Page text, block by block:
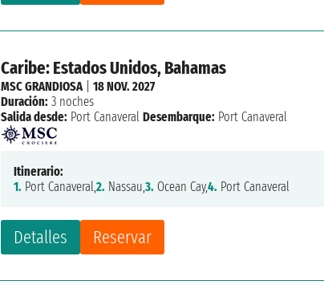
Caribe: Estados Unidos, Bahamas
Detalles Reservar
MSC GRANDIOSA|18 NOV. 2027
Duración: 3 noches
Salida desde: Port Canaveral Desembarque: Port Canaveral
Itinerario:
1. Port Canaveral,2. Nassau,3. Ocean Cay,4. Port Canaveral